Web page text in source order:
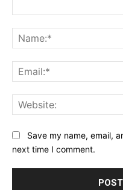
Save my name, email,
next time I comment.